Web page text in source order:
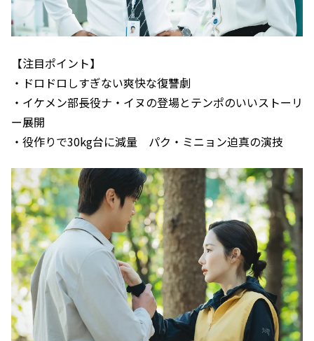
【注目ポイント】
・ドロドロしすぎない爽快な復讐劇
・イケメン部長役ナ・イヌの登場とテンポのいいストーリ
ー展開
・役作りで30kg台に減量 パク・ミニョン迫真の演技